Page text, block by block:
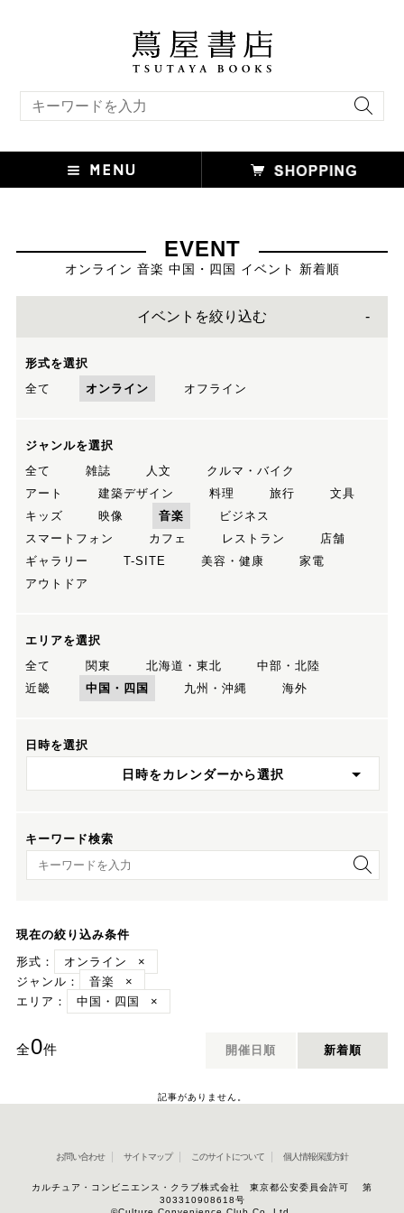
EVENT
オンライン 音楽 中国・四国 イベント 新着順
イベントを絞り込む
形式を選択
全て
オンライン オフライン
ジャンルを選択
全て
雑誌 人文
クルマ・バイク
アート
建築デザイン 料理 旅行
文具
キッズ
映像 音楽
ビジネス
スマートフォン
カフェ レストラン
店舗
ギャラリー
T-SITE 美容・健康
家電
アウトドア
エリアを選択
全て
関東 北海道・東北
中部・北陸
近畿
中国・四国 九州・沖縄 海外
日時を選択
日時をカレンダーから選択
キーワード検索
キーワード検索
現在の絞り込み条件
形式：
オンライン
×
ジャンル：
音楽
×
エリア：
中国・四国 ×
全0件 開催日順 新着順
記事がありません。
お問い合わせ サイトマップ このサイトについて 個人情報保護方針
カルチュア・コンビニエンス・クラブ株式会社 東京都公安委員会許可 第
303310908618号